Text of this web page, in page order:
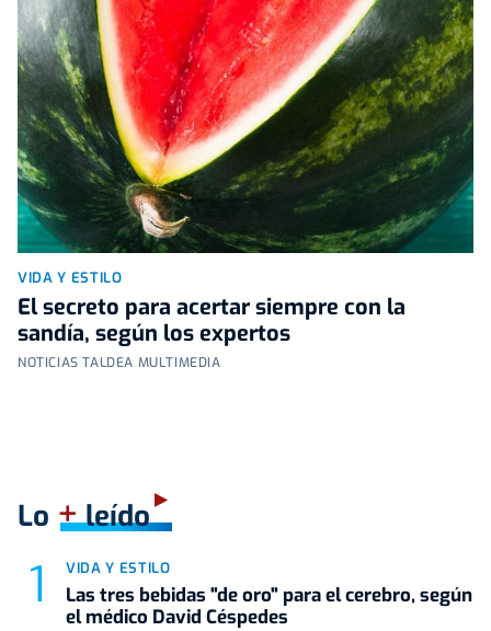
VIDA Y ESTILO
El secreto para acertar siempre con la
sandía, según los expertos
NOTICIAS TALDEA MULTIMEDIA
Lo +leído
VIDA Y ESTILO
Las tres bebidas "de oro" para el cerebro, según
el médico David Céspedes